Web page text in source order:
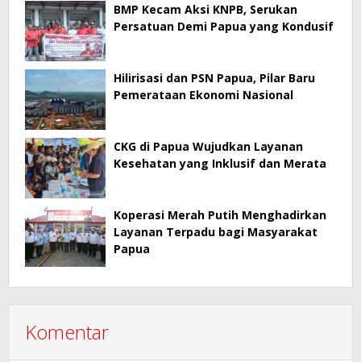
BMP Kecam Aksi KNPB, Serukan
Persatuan Demi Papua yang Kondusif
Hilirisasi dan PSN Papua, Pilar Baru
Pemerataan Ekonomi Nasional
CKG di Papua Wujudkan Layanan
Kesehatan yang Inklusif dan Merata
Koperasi Merah Putih Menghadirkan
Layanan Terpadu bagi Masyarakat
Papua
Komentar